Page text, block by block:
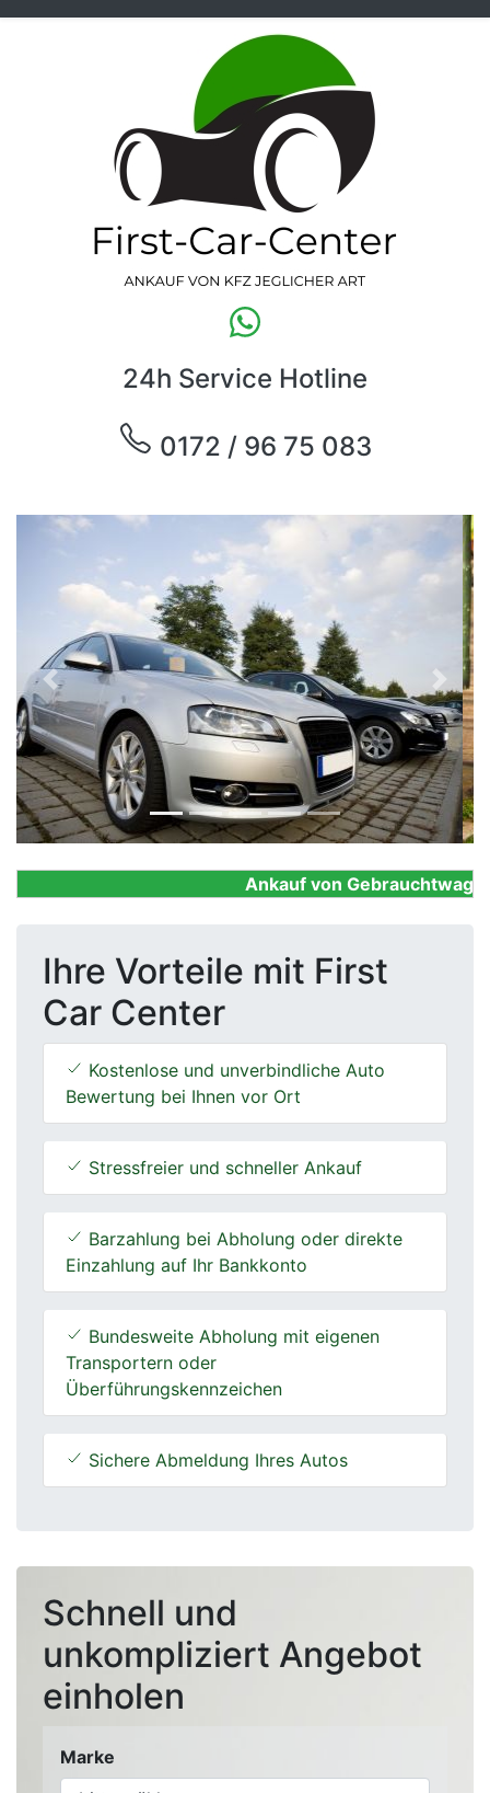
24h Service Hotline
0172 / 96 75 083
Previous Next
Ankauf von
Ihre Vorteile mit First
Car Center
Kostenlose und unverbindliche Auto
Bewertung bei Ihnen vor Ort
Stressfreier und schneller Ankauf
Barzahlung bei Abholung oder direkte
Einzahlung auf Ihr Bankkonto
Bundesweite Abholung mit eigenen
Transportern oder
Überführungskennzeichen
Sichere Abmeldung Ihres Autos
Schnell und
unkompliziert Angebot
einholen
Marke